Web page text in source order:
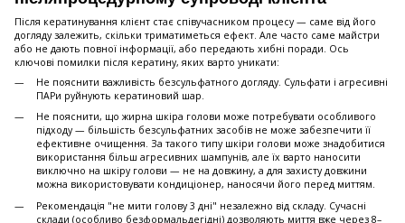
Після кератинування клієнт стає співучасником процесу — саме від його
догляду залежить, скільки триматиметься ефект. Але часто саме майстри
або не дають повної інформації, або передають хибні поради. Ось
ключові помилки після кератину, яких варто уникати:
Не пояснити важливість безсульфатного догляду. Сульфати і агресивні
ПАРи руйнують кератиновий шар.
Не пояснити, що жирна шкіра голови може потребувати особливого
підходу — більшість безсульфатних засобів не може забезпечити її
ефективне очищення. За такого типу шкіри голови може знадобитися
використання більш агресивних шампунів, але їх варто наносити
виключно на шкіру голови — не на довжину, а для захисту довжини
можна використовувати кондиціонер, наносячи його перед миттям.
Рекомендація "не мити голову 3 дні" незалежно від складу. Сучасні
склади (особливо безформальдегідні) дозволяють миття вже через 8–